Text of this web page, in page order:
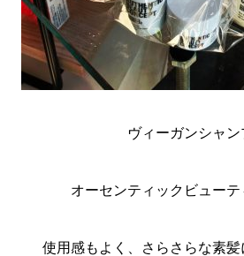
ヴィーガンシャン
オーセンティックビューテ
使用感もよく、さらさらな素髪